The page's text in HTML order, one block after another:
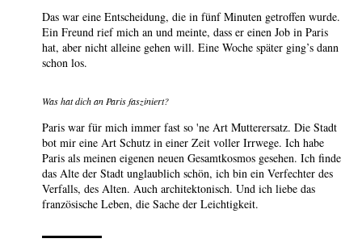
Das war eine Entscheidung, die in fünf Minuten getroffen wurde.
Ein Freund rief mich an und meinte, dass er einen Job in Paris
hat, aber nicht alleine gehen will. Eine Woche später ging’s dann
schon los.
Was hat dich an Paris fasziniert?
Paris war für mich immer fast so 'ne Art Mutterersatz. Die Stadt
bot mir eine Art Schutz in einer Zeit voller Irrwege. Ich habe
Paris als meinen eigenen neuen Gesamtkosmos gesehen. Ich finde
das Alte der Stadt unglaublich schön, ich bin ein Verfechter des
Verfalls, des Alten. Auch architektonisch. Und ich liebe das
französische Leben, die Sache der Leichtigkeit.